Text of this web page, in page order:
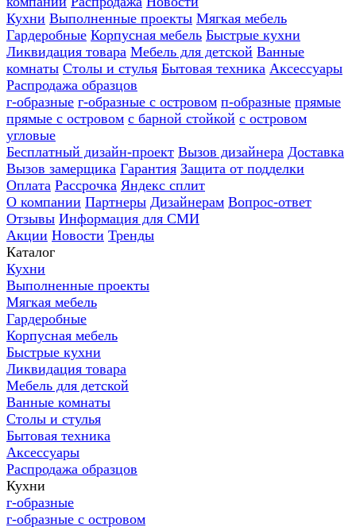
Кухни Выполненные проекты Мягкая мебель
Гардеробные Корпусная мебель Быстрые кухни
Ликвидация товара Мебель для детской Ванные
комнаты Столы и стулья Бытовая техника Аксессуары
Распродажа образцов
г-образные г-образные с островом п-образные прямые
прямые с островом с барной стойкой с островом
угловые
Бесплатный дизайн-проект Вызов дизайнера Доставка
Вызов замерщика Гарантия Защита от подделки
Оплата Рассрочка Яндекс сплит
О компании Партнеры Дизайнерам Вопрос-ответ
Отзывы Информация для СМИ
Акции Новости Тренды
Каталог
Кухни
Выполненные проекты
Мягкая мебель
Гардеробные
Корпусная мебель
Быстрые кухни
Ликвидация товара
Мебель для детской
Ванные комнаты
Столы и стулья
Бытовая техника
Аксессуары
Распродажа образцов
Кухни
г-образные
г-образные с островом